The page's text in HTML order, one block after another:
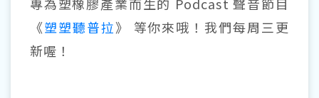
《塑塑聽普拉》 等你來哦！我們每周三更
新喔！